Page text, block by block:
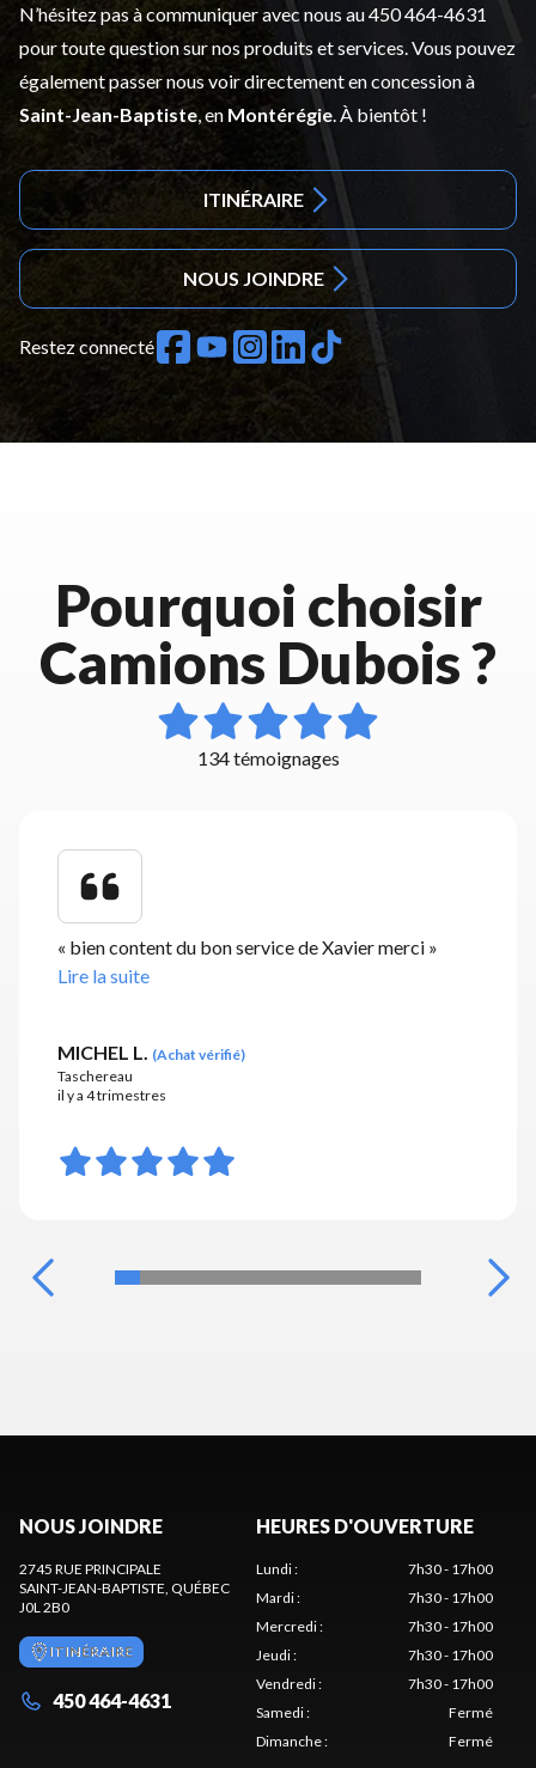
N’hésitez pas à communiquer avec nous au450 464-4631
pour toute question sur nos produits et services. Vous pouvez
également passer nous voir directement en concession à
Saint-Jean-Baptiste , en Montérégie . À bientôt !
ITINÉRAIRE
NOUS JOINDRE
Restez connecté
Pourquoi choisir
Camions Dubois ?
134 témoignages
« bien content du bon service de Xavier merci »
Lire la suite
MICHEL L. (Achat vérifié)
Taschereau
il y a 4 trimestres
NOUS JOINDRE
2745 RUE PRINCIPALE
SAINT-JEAN-BAPTISTE , QUÉBEC
J0L 2B0
ITINÉRAIRE
450 464-4631
HEURES D'OUVERTURE
Lundi:
7h30 - 17h00
Mardi:
7h30 - 17h00
Mercredi:
7h30 - 17h00
Jeudi:
7h30 - 17h00
Vendredi:
7h30 - 17h00
Samedi:
Fermé
Dimanche: Fermé